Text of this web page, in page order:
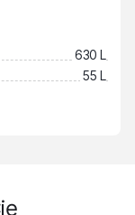
630 L
55 L